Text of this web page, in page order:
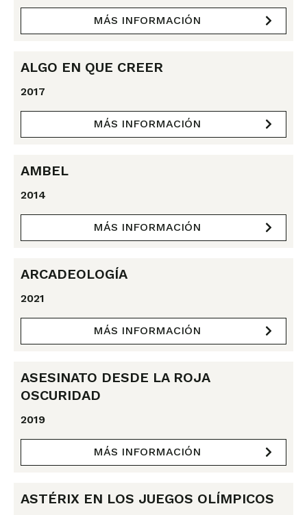
MÁS INFORMACIÓN
ALGO EN QUE CREER
2017
MÁS INFORMACIÓN
AMBEL
2014
MÁS INFORMACIÓN
ARCADEOLOGÍA
2021
MÁS INFORMACIÓN
ASESINATO DESDE LA ROJA
OSCURIDAD
2019
MÁS INFORMACIÓN
ASTÉRIX EN LOS JUEGOS OLÍMPICOS